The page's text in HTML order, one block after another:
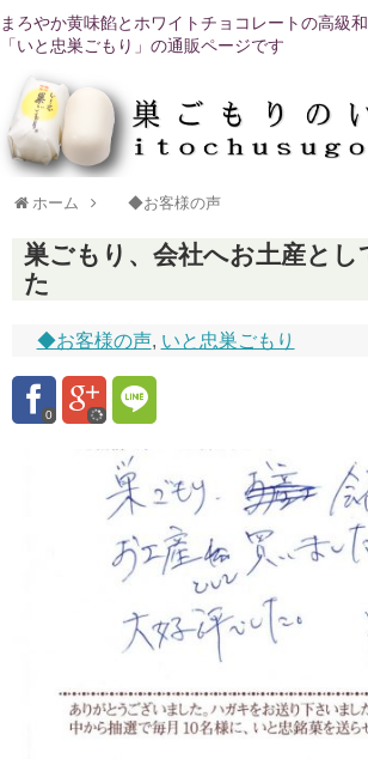
まろやか黄味餡とホワイトチョコレートの高級
「いと忠巣ごもり」の通販ページです
ホーム ◆お客様の声
巣ごもり、会社へお土産とし
た
◆お客様の声, いと忠巣ごもり
0